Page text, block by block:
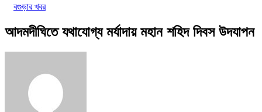
বগুড়ার খবর
আদমদীঘিতে যথাযোগ্য মর্যাদায় মহান শহিদ দিবস উদযাপন